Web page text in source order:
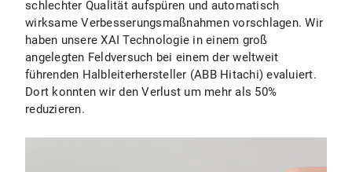
schlechter Qualität aufspüren und automatisch
wirksame Verbesserungsmaßnahmen vorschlagen. Wir
haben unsere XAI Technologie in einem groß
angelegten Feldversuch bei einem der weltweit
führenden Halbleiterhersteller (ABB Hitachi) evaluiert.
Dort konnten wir den Verlust um mehr als 50%
reduzieren.